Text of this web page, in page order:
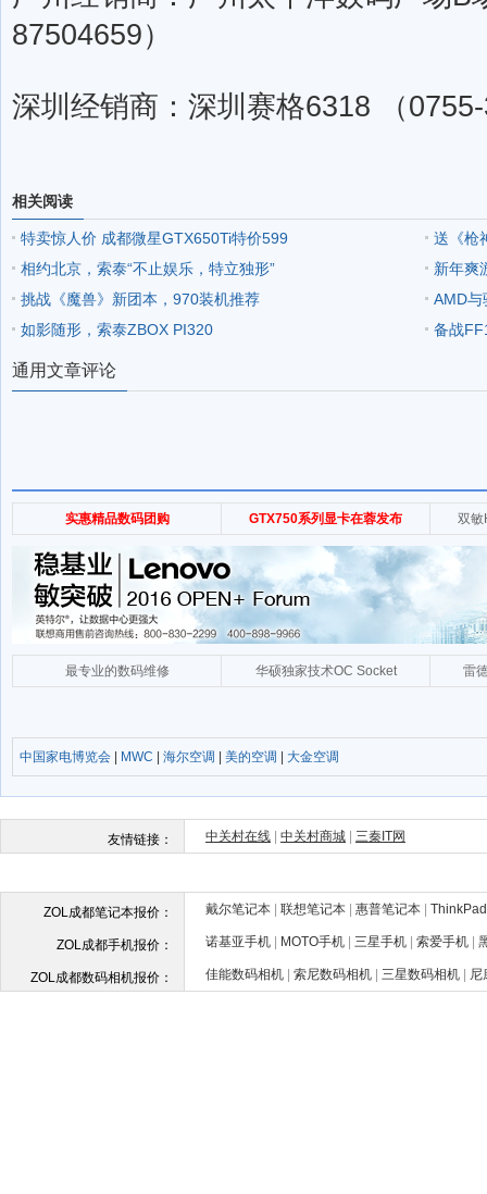
87504659）
深圳经销商：深圳赛格6318 （
相关阅读
特卖惊人价 成都微星GTX650Ti特价599
相约北京，索泰“不止娱乐，特立独形”
挑战《魔兽》新团本，970装机推荐
如影随形，索泰ZBOX PI320
送《枪
新年爽
AMD与
备战
通用文章评论
中国家电博览会 MWC 海尔空调 美的空调 大金空调
ZOL成都笔记本报价： 戴尔笔记本 联想笔记本 惠普笔记本
ZOL成都手机报价： 诺基亚手机 MOTO手机 三星手机 索爱手机
ZOL成都数码相机报价： 佳能数码相机 索尼数码相机 三星数码相机 尼